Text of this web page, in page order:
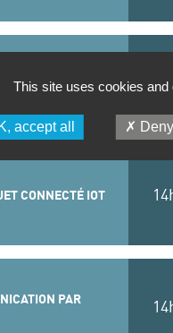
CONNECTÉ IOT
PAR
This site uses cookies
accept all